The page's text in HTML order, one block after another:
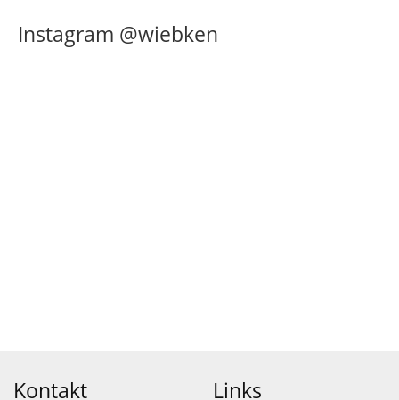
Instagram @wiebken
Kontakt Links